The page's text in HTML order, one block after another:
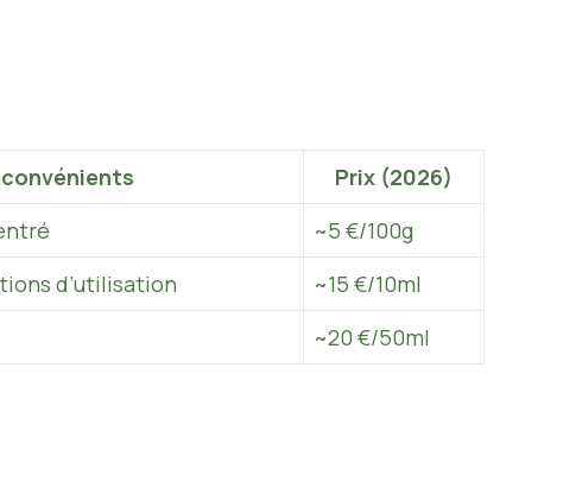
Prix (2026)
~5 €/100g
d’utilisation
~15 €/10ml
~20 €/50ml